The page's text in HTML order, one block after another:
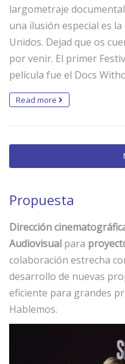
largometraje
una ilusión especial es
Unidos. Dejad que os
por venir. El primer
película fue el Docs
Read more
Propuesta
Dirección
Audiovisual para
colaboración estrecha
desarrollo de nuevas
eficiente para grandes
Hablemos.